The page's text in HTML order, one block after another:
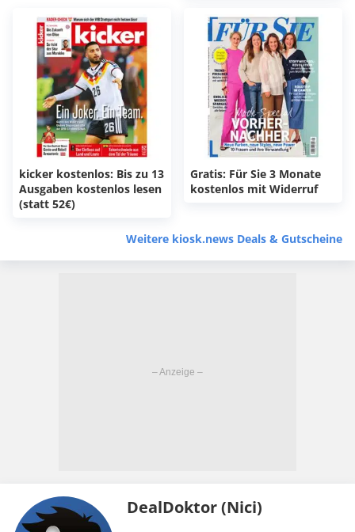
kicker kostenlos: Bis zu 13
Ausgaben kostenlos lesen
(statt 52€)
Gratis: Für Sie 3 Monate
kostenlos mit Widerruf
Weitere kiosk.news Deals & Gutscheine
DealDoktor (Nici)